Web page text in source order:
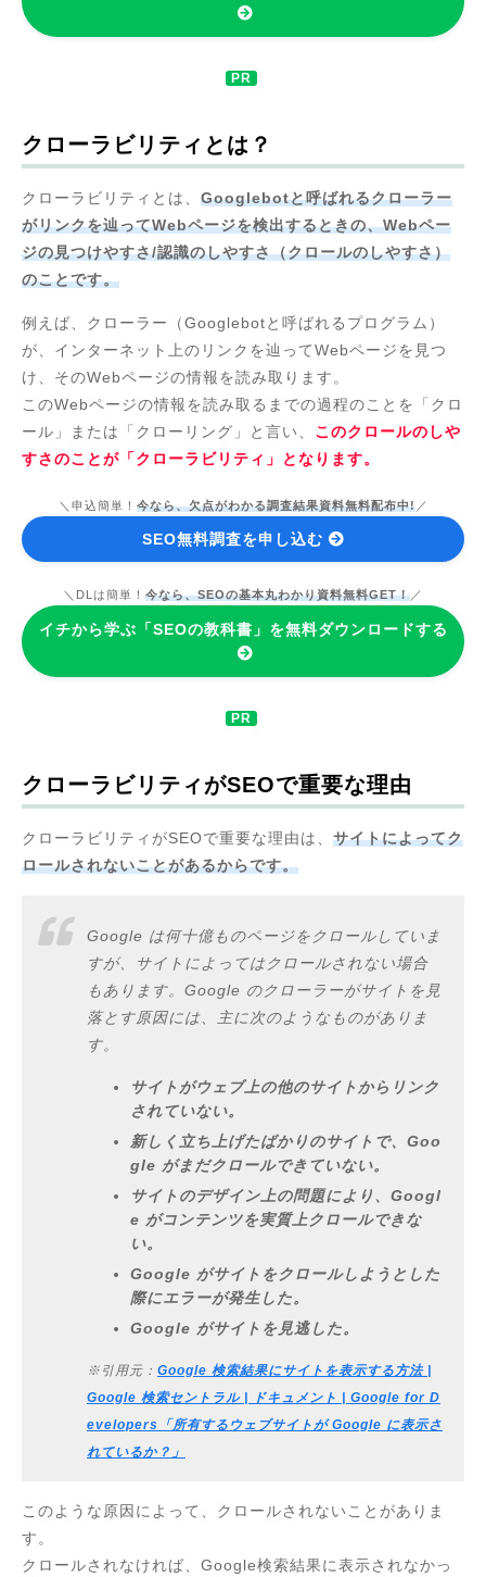
クローラビリティとは？
クローラビリティとは、 Googlebotと呼ばれるクローラー
がリンクを辿ってWebページを検出するときの、Webペー
ジの見つけやすさ/認識のしやすさ（クロールのしやすさ）
のことです。
例えば、クローラー（Googlebotと呼ばれるプログラム）
が、インターネット上のリンクを辿ってWebページを見つ
け、そのWebページの情報を読み取ります。
このWebページの情報を読み取るまでの過程のことを「クロ
ール」または「クローリング」と言い、 このクロールのしや
すさのことが「クローラビリティ」となります。
＼申込簡単！ 今なら、欠点がわかる調査結果資料無料配布中!／
SEO無料調査を申し込む
＼DLは簡単！ 今なら、SEOの基本丸わかり資料無料GET！ ／
イチから学ぶ「SEOの教科書」を無料ダウンロードする
クローラビリティがSEOで重要な理由
クローラビリティがSEOで重要な理由は、 サイトによってク
ロールされないことがあるからです。
Google は何十億ものページをクロールしていま
すが、サイトによってはクロールされない場合
もあります。Google のクローラーがサイトを見
落とす原因には、主に次のようなものがありま
す。
サイトがウェブ上の他のサイトからリンク
されていない。
新しく立ち上げたばかりのサイトで、Goo
gle がまだクロールできていない。
サイトのデザイン上の問題により、Googl
e がコンテンツを実質上クロールできな
い。
Google がサイトをクロールしようとした
際にエラーが発生した。
Google がサイトを見逃した。
※引用元： Google 検索結果にサイトを表示する方法 |
Google 検索セントラル | ドキュメント | Google for D
evelopers「所有するウェブサイトが Google に表示さ
れているか？」
このような原因によって、クロールされないことがありま
す。
クロールされなければ、Google検索結果に表示されなかっ